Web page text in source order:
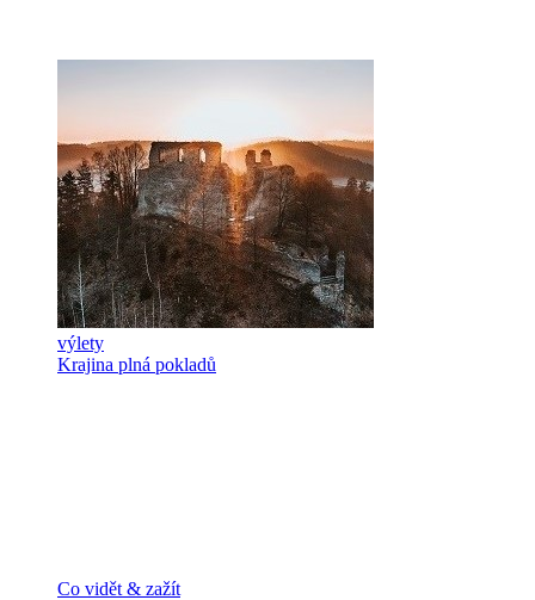
výlety
Krajina plná pokladů
Co vidět & zažít